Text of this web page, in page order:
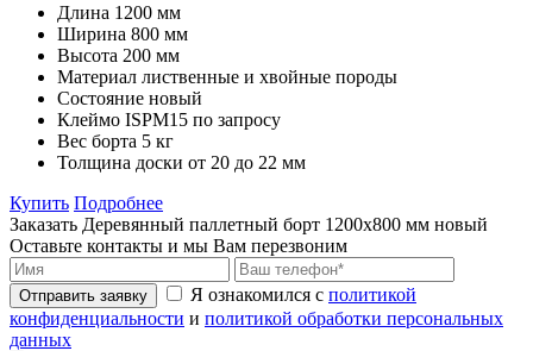
Длина 1200 мм
Ширина 800 мм
Высота 200 мм
Материал лиственные и хвойные породы
Состояние новый
Клеймо ISPM15 по запросу
Вес борта 5 кг
Толщина доски от 20 до 22 мм
Купить Подробнее
Заказать Деревянный паллетный борт 1200х800 мм новый
Оставьте контакты и мы Вам перезвоним
Отправить заявку Я ознакомился с политикой
конфиденциальности и политикой обработки персональных
данных